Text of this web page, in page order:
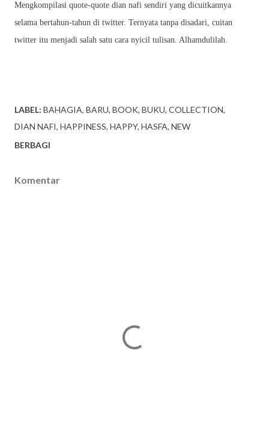
Mengkompilasi quote-quote dian nafi sendiri yang dicuitkannya
selama bertahun-tahun di twitter. Ternyata tanpa disadari, cuitan
twitter itu menjadi salah satu cara nyicil tulisan. Alhamdulilah.
LABEL: BAHAGIA BARU BOOK BUKU COLLECTION
DIAN NAFI HAPPINESS HAPPY HASFA NEW
BERBAGI
Komentar